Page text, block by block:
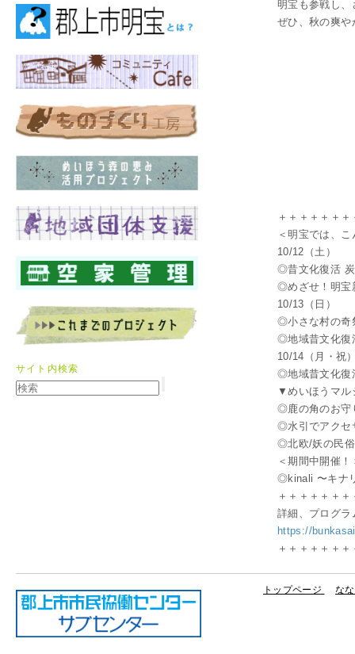
明宝も参戦し、
ぜひ、秋の爽や
＋＋＋＋＋＋＋
＜明宝では、
10/12（土）
◎昔文化復活 炭
◎めざせ！明宝
10/13（日）
◎小さな村の奇
◎地域昔文化復
10/14（月・祝
◎地域昔文化復
▼めいほうマル
◎鹿の角のお守
◎水引でアクセ
◎北欧/妖の民
＜期間中開催！
◎kinali 〜キナ
＋＋＋＋＋＋＋
詳細、プログラ
https://
＋＋＋＋＋＋＋
サイト内検索
トップページ な